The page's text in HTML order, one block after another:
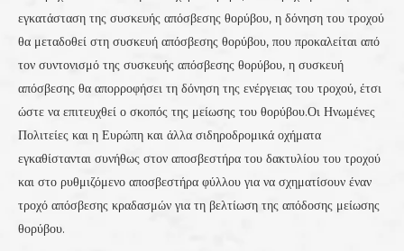
εγκατάσταση της συσκευής απόσβεσης θορύβου, η δόνηση του τροχού
θα μεταδοθεί στη συσκευή απόσβεσης θορύβου, που προκαλείται από
τον συντονισμό της συσκευής απόσβεσης θορύβου, η συσκευή
απόσβεσης θα απορροφήσει τη δόνηση της ενέργειας του τροχού, έτσι
ώστε να επιτευχθεί ο σκοπός της μείωσης του θορύβου.Οι Ηνωμένες
Πολιτείες και η Ευρώπη και άλλα σιδηροδρομικά οχήματα
εγκαθίστανται συνήθως στον αποσβεστήρα του δακτυλίου του τροχού
και στο ρυθμιζόμενο αποσβεστήρα φύλλου για να σχηματίσουν έναν
τροχό απόσβεσης κραδασμών για τη βελτίωση της απόδοσης μείωσης
θορύβου.